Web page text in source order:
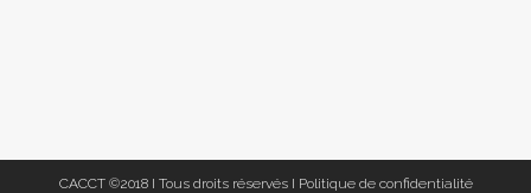
CACCT ©2018 I Tous droits réservés I Politique de confidentialité